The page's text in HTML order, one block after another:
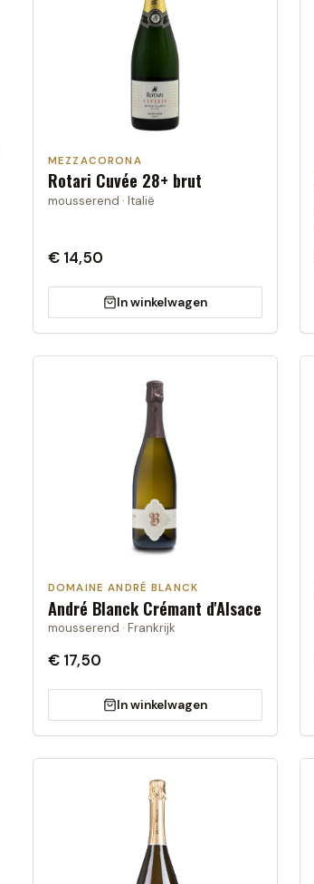
MEZZACORONA
Rotari Cuvée 28+ brut
mousserend · Italië
€ 14,50
In winkelwagen
DOMAINE ANDRÉ BLANCK
André Blanck Crémant d'Alsace
mousserend · Frankrijk
€ 17,50
In winkelwagen